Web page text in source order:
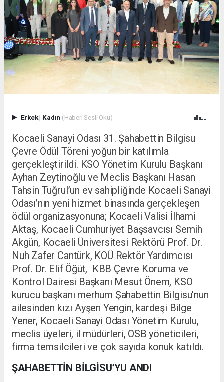
Erkek| Kadın (Haberi Sesli Oku)
Kocaeli Sanayi Odası 31. Şahabettin Bilgisu
Çevre Ödül Töreni yoğun bir katılımla
gerçekleştirildi. KSO Yönetim Kurulu Başkanı
Ayhan Zeytinoğlu ve Meclis Başkanı Hasan
Tahsin Tuğrul’un ev sahipliğinde Kocaeli Sanayi
Odası’nın yeni hizmet binasında gerçekleşen
ödül organizasyonuna; Kocaeli Valisi İlhami
Aktaş, Kocaeli Cumhuriyet Başsavcısı Semih
Akgün, Kocaeli Üniversitesi Rektörü Prof. Dr.
Nuh Zafer Cantürk, KOÜ Rektör Yardımcısı
Prof. Dr. Elif Öğüt, KBB Çevre Koruma ve
Kontrol Dairesi Başkanı Mesut Önem, KSO
kurucu başkanı merhum Şahabettin Bilgisu’nun
ailesinden kızı Ayşen Yengin, kardeşi Bilge
Yener, Kocaeli Sanayi Odası Yönetim Kurulu,
meclis üyeleri, il müdürleri, OSB yöneticileri,
firma temsilcileri ve çok sayıda konuk katıldı.
ŞAHABETTİN BİLGİSU’YU ANDI